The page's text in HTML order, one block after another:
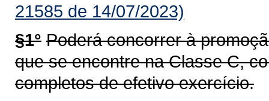
21585 de 14/07/2023)
§1° Poderá concorrer à
que se encontre na Classe C,
completos de efetivo exercício.